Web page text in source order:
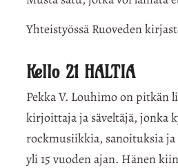
Yhteistyössä Ruoveden
Kello 21 HALTIA
Pekka V. Louhimo on pitkän
kirjoittaja ja säveltäjä, jonka
rockmusiikkia, sanoituksia
yli 15 vuoden ajan. Hänen